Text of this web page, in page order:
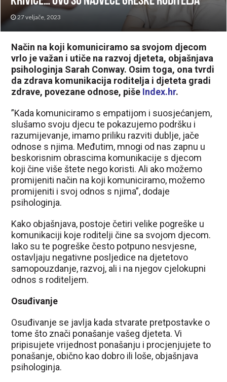
27 veljače, 2023
Način na koji komuniciramo sa svojom djecom
vrlo je važan i utiče na razvoj djeteta, objašnjava
psihologinja Sarah Conway. Osim toga, ona tvrdi
da zdrava komunikacija roditelja i djeteta gradi
zdrave, povezane odnose, piše Index.hr.
”Kada komuniciramo s empatijom i suosjećanjem,
slušamo svoju djecu te pokazujemo podršku i
razumijevanje, imamo priliku razviti dublje, jače
odnose s njima. Međutim, mnogi od nas zapnu u
beskorisnim obrascima komunikacije s djecom
koji čine više štete nego koristi. Ali ako možemo
promijeniti način na koji komuniciramo, možemo
promijeniti i svoj odnos s njima”, dodaje
psihologinja.
Kako objašnjava, postoje četiri velike pogreške u
komunikaciji koje roditelji čine sa svojom djecom.
Iako su te pogreške često potpuno nesvjesne,
ostavljaju negativne posljedice na djetetovo
samopouzdanje, razvoj, ali i na njegov cjelokupni
odnos s roditeljem.
Osuđivanje
Osuđivanje se javlja kada stvarate pretpostavke o
tome što znači ponašanje vašeg djeteta. Vi
pripisujete vrijednost ponašanju i procjenjujete to
ponašanje, obično kao dobro ili loše, objašnjava
psihologinja.